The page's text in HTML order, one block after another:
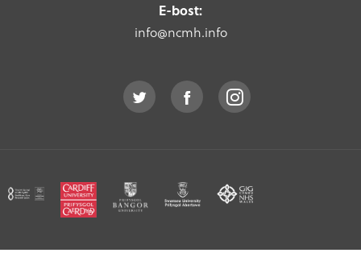
E-bost:
info@ncmh.info